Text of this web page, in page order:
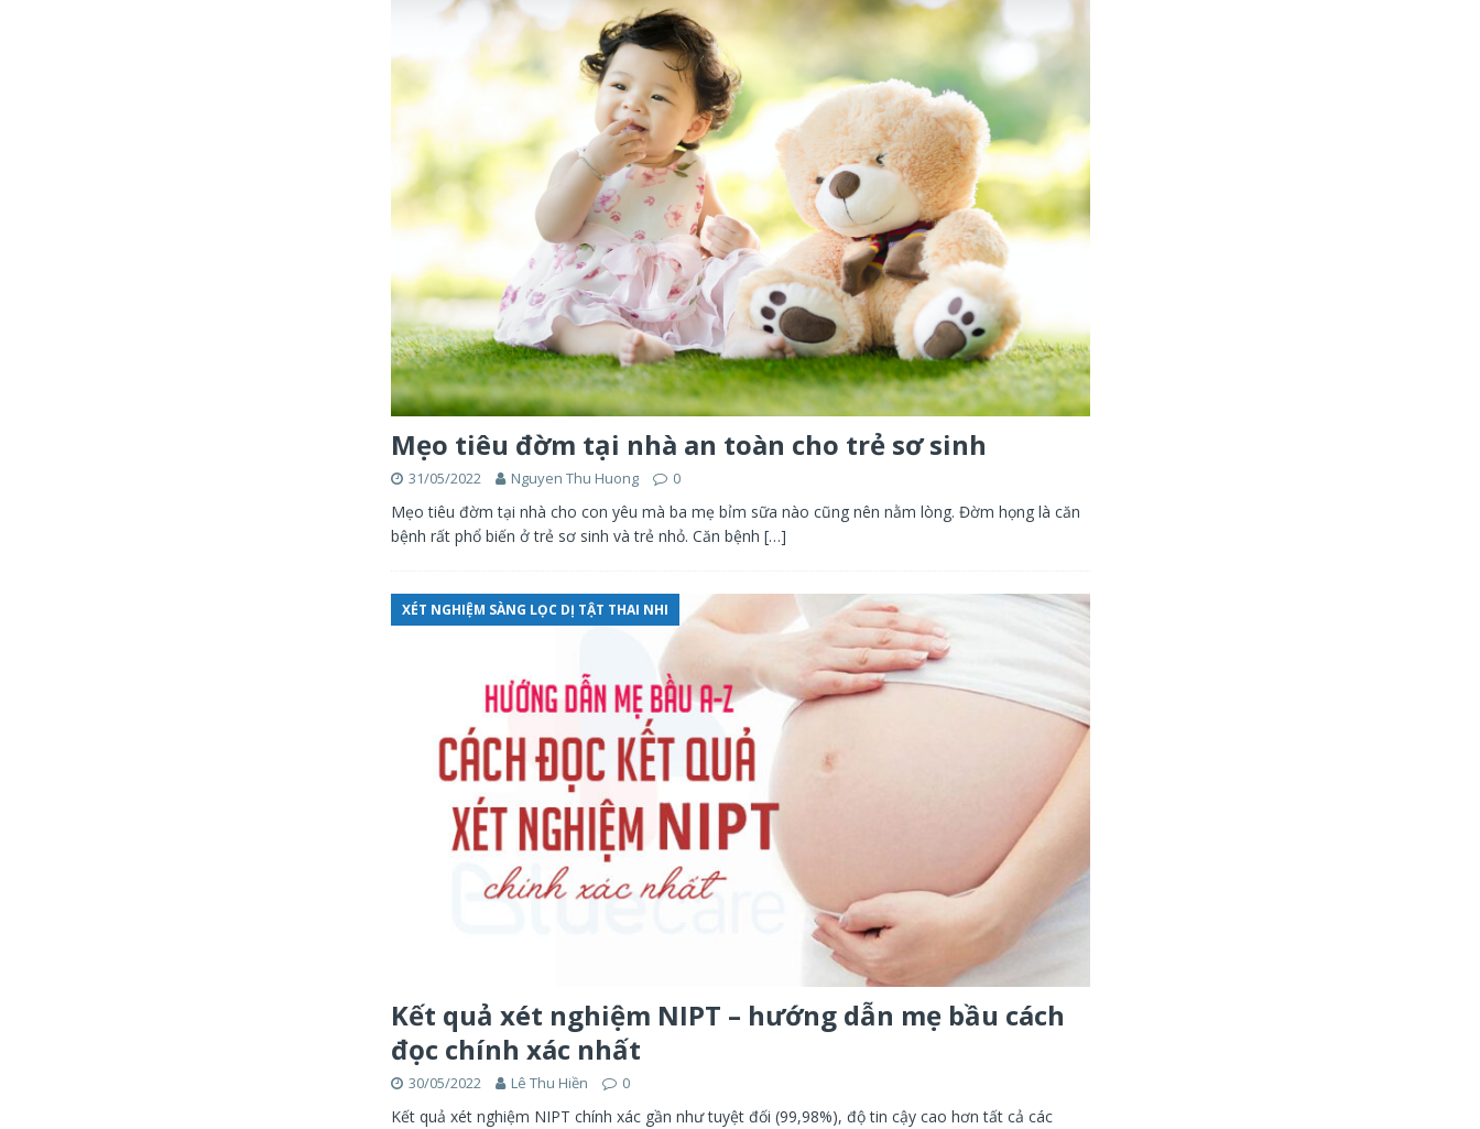
Mẹo tiêu đờm tại nhà an toàn cho trẻ sơ sinh
31/05/2022 Nguyen Thu Huong 0
Mẹo tiêu đờm tại nhà cho con yêu mà ba mẹ bỉm sữa nào cũng nên nằm lòng. Đờm họng là căn
bệnh rất phổ biến ở trẻ sơ sinh và trẻ nhỏ. Căn bệnh […]
XÉT NGHIỆM SÀNG LỌC DỊ TẬT THAI NHI
Kết quả xét nghiệm NIPT – hướng dẫn mẹ bầu cách
đọc chính xác nhất
30/05/2022 Lê Thu Hiền 0
Kết quả xét nghiệm NIPT chính xác gần như tuyệt đối (99,98%), độ tin cậy cao hơn tất cả các